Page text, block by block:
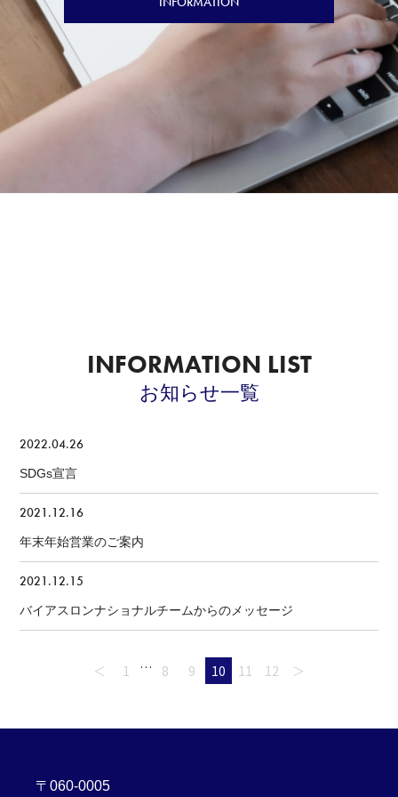
INFORMATION LIST
お知らせ一覧
2022.04.26
SDGs宣言
2021.12.16
年末年始営業のご案内
2021.12.15
バイアスロンナショナルチームからのメッセージ
＜ 1 … 8 9 10 11 12 ＞
〒060-0005